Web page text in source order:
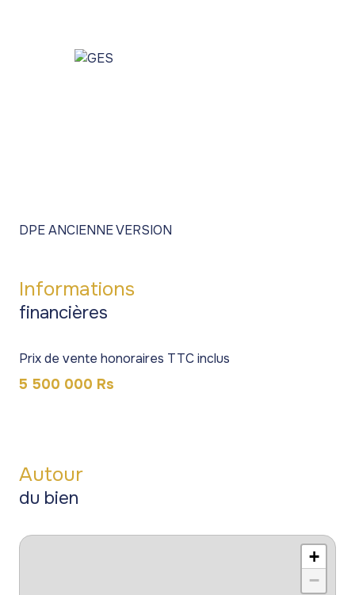
DPE ANCIENNE VERSION
Informations
financières
Prix de vente honoraires TTC inclus
5 500 000 Rs
Autour
du bien
+
−